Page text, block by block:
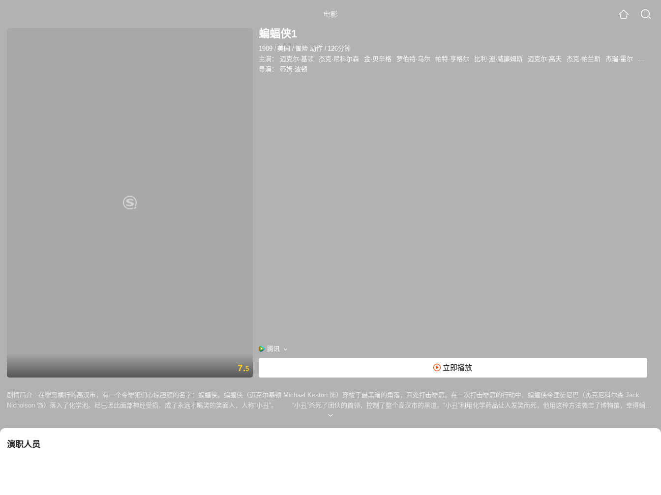
电影
7.5
蝙蝠侠1
1989 / 美国 / 冒险 动作 / 126分钟
主演：
迈克尔·基顿 杰克·尼科尔森 金·贝辛格 罗伯特·乌尔 帕特·亨格尔 比利·迪·威廉姆斯 迈克尔·高夫 杰克·帕兰斯 杰瑞·霍尔
崔西·沃
导演：
蒂姆·波顿
腾讯
立即播放
剧情简介 : 在罪恶横行的高汉市，有一个令罪犯们心惊胆颤的名字：蝙蝠侠。蝙蝠侠（迈克尔基顿 Michael Keaton 饰）穿梭于最黑暗的角落，四处打击罪恶。在一次打击罪恶的行动中，蝙蝠侠令匪徒尼巴（杰克尼科尔森 Jack
Nicholson 饰）落入了化学池。尼巴因此面部神经受损，成了永远咧嘴笑的笑面人，人称“小丑”。 “小丑”杀死了团伙的首领，控制了整个高汉市的黑道。“小丑”利用化学药品让人发笑而死，他用这种方法袭击了博物馆，幸得蝙蝠
侠及时赶到，挫败了“小丑”的阴谋。在女友碧姬（金贝辛格 Kim Basinger 饰）家里时，“小丑”突然袭击，蝙蝠侠巧妙躲过了袭击，意外发现“小丑”就是杀死自己的父母的仇人。 “小丑”这次虏走了蝙蝠侠的女友碧姬，约定蝙蝠在
演职人员